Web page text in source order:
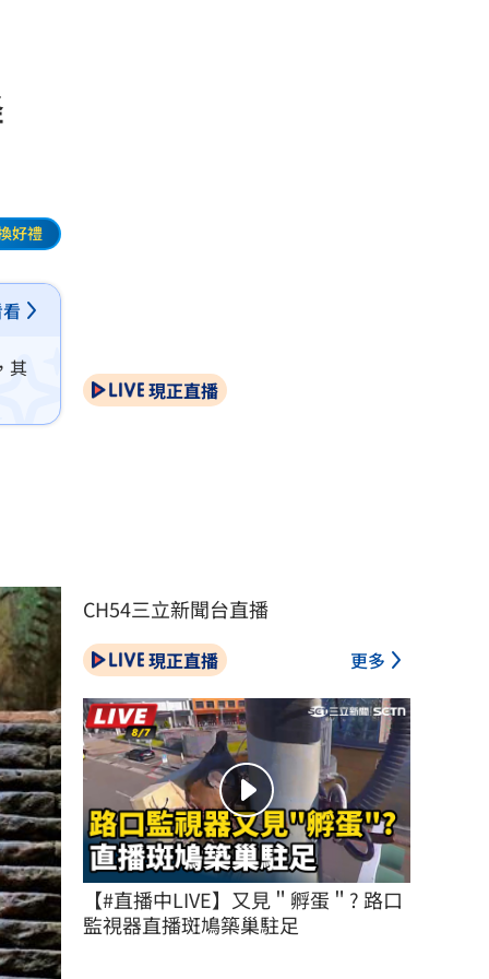
好禮
其
現正直播
CH54三立新聞台直播
現正直播 更多
【#直播中LIVE】又見＂孵蛋＂? 路口
監視器直播斑鳩築巢駐足